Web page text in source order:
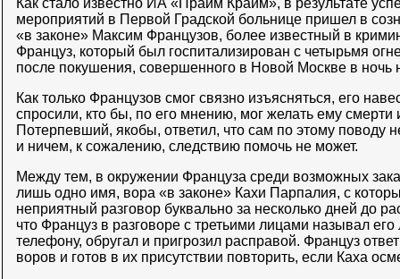
Как стало известно ИА «Прайм Крайм», в результате
мероприятий в Первой Градской больнице пришел в
«в законе» Максим Французов, более известный в
Француз, который был госпитализирован с четырьмя
после покушения, совершенного в Новой Москве в ночь
Как только Французов смог связно изъясняться, его
спросили, кто бы, по его мнению, мог желать ему смерти
Потерпевший, якобы, ответил, что сам по этому поводу
и ничем, к сожалению, следствию помочь не может.
Между тем, в окружении Француза среди возможных
лишь одно имя, вора «в законе» Кахи Парпалия, с
неприятный разговор буквально за несколько дней до
что Француз в разговоре с третьими лицами называл
телефону, обругал и пригрозил расправой. Француз
воров и готов в их присутствии повторить, если Каха